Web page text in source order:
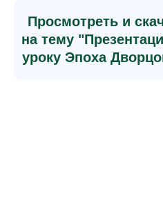
Просмотреть и
на тему
уроку Эпоха